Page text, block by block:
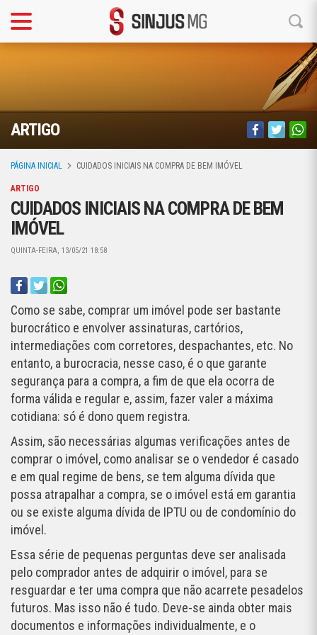
ARTIGO
PÁGINA INICIAL CUIDADOS INICIAIS NA COMPRA DE BEM IMÓVEL
ARTIGO
CUIDADOS INICIAIS NA COMPRA DE BEM
IMÓVEL
QUINTA-FEIRA, 13/05/21 18:58
Como se sabe, comprar um imóvel pode ser bastante
burocrático e envolver assinaturas, cartórios,
intermediações com corretores, despachantes, etc. No
entanto, a burocracia, nesse caso, é o que garante
segurança para a compra, a fim de que ela ocorra de
forma válida e regular e, assim, fazer valer a máxima
cotidiana: só é dono quem registra.
Assim, são necessárias algumas verificações antes de
comprar o imóvel, como analisar se o vendedor é casado
e em qual regime de bens, se tem alguma dívida que
possa atrapalhar a compra, se o imóvel está em garantia
ou se existe alguma dívida de IPTU ou de condomínio do
imóvel.
Essa série de pequenas perguntas deve ser analisada
pelo comprador antes de adquirir o imóvel, para se
resguardar e ter uma compra que não acarrete pesadelos
futuros. Mas isso não é tudo. Deve-se ainda obter mais
documentos e informações individualmente, e o